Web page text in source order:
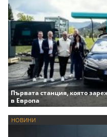
Първата станция, която
в Европа
НОВИНИ